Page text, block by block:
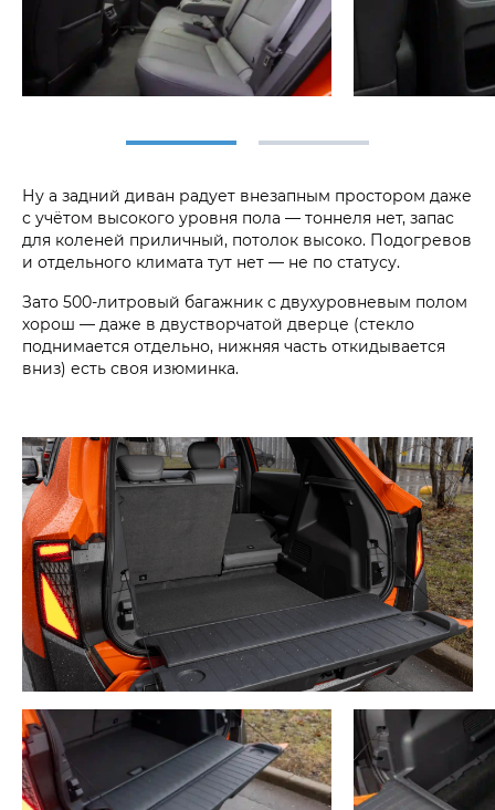
Ну а задний диван радует внезапным простором даже
с учётом высокого уровня пола — тоннеля нет, запас
для коленей приличный, потолок высоко. Подогревов
и отдельного климата тут нет — не по статусу.
Зато 500-литровый багажник с двухуровневым полом
хорош — даже в двустворчатой дверце (стекло
поднимается отдельно, нижняя часть откидывается
вниз) есть своя изюминка.